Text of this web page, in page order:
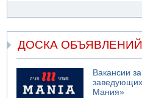
ДОСКА ОБЪЯВЛЕНИЙ
Вакансии
Мания»